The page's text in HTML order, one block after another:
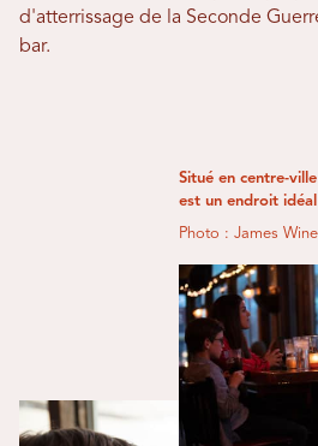
d'atterrissage de la Seconde
bar.
Situé en centre-
est un endroit
Photo : James